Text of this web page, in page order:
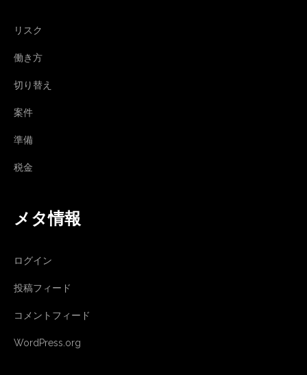
リスク
働き方
切り替え
案件
準備
税金
メタ情報
ログイン
投稿フィード
コメントフィード
WordPress.org